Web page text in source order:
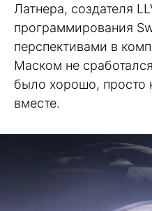
Латнера, создателя
программирования
перспективами в
Маском не
было хорошо, просто
вместе.